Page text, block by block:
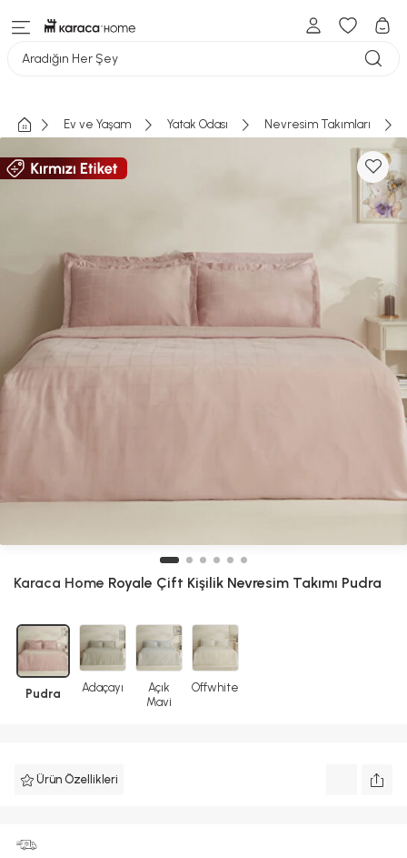
Aradığın Her Şey
Ev ve Yaşam Yatak Odası Nevresim Takımları
Karaca Home Royale Çift Kişilik Nevresim Takımı Pudra
Pudra Adaçayı
Açık
Mavi
Offwhite
Ürün Özellikleri